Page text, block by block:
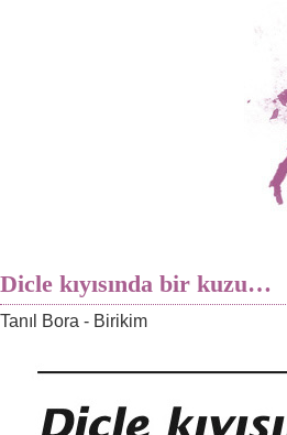
Dicle kıyısında bir kuzu…
Tanıl Bora - Birikim